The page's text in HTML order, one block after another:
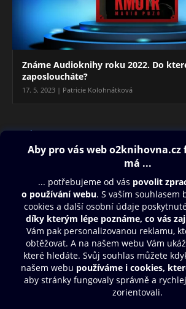
Známe Audioknihy roku 2022. Do
zaposloucháte?
17. 5. 2023 | Patricie Kolohnátková
Blog
Obsah ke stažení
Moje O2 Knihovna
Další zábava
© O2 Czech Republic a.s.